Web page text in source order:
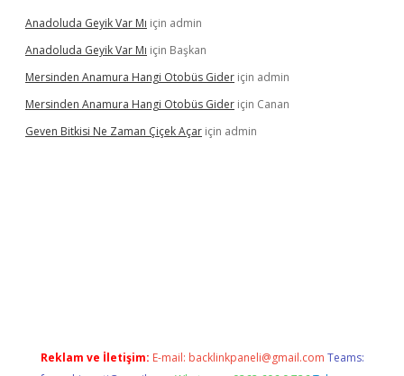
Anadoluda Geyik Var Mı için admin
Anadoluda Geyik Var Mı için Başkan
Mersinden Anamura Hangi Otobüs Gider için admin
Mersinden Anamura Hangi Otobüs Gider için Canan
Geven Bitkisi Ne Zaman Çiçek Açar için admin
Reklam ve İletişim: E-mail: backlinkpaneli@gmail.com Teams: